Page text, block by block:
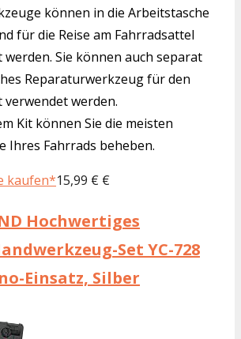
können in die Arbeitstasche
für die Reise am Fahrradsattel
Sie können auch separat
Reparaturwerkzeug für den
verwendet werden.
Kit können Sie die meisten
Ihres Fahrrads beheben.
kaufen*15,99 € €
Hochwertiges
Set YC-728
Einsatz, Silber